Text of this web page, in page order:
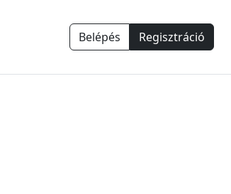
Belépés Regisztráció